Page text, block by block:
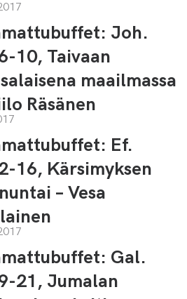
Joh.
10, Taivaan
maailmassa
Räsänen
Ef.
16, Kärsimyksen
– Vesa
Gal.
21, Jumalan